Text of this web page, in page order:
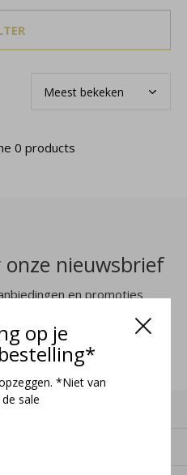
op je
*Niet van
sale
0 products
nieuwsbrief
en promoties
MELD JE AAN